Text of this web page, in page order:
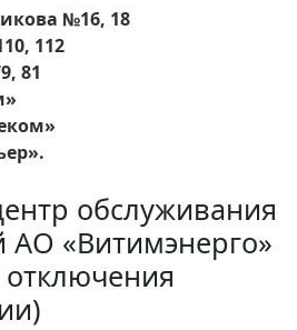
№16, 18
112
81
обслуживания
АО «Витимэнерго»